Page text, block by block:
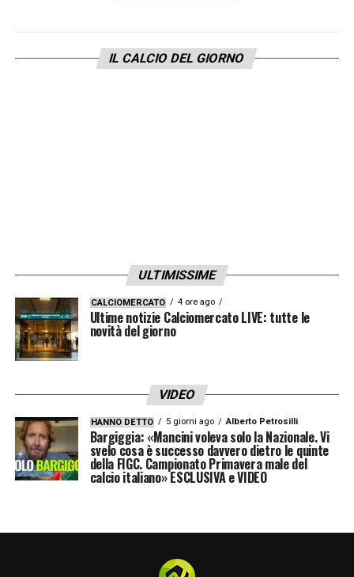
in corso dopo Chelsea Aston Villa! Un
episodio che coinvolge la squadra di
IL CALCIO DEL GIORNO
ULTIMISSIME
CALCIOMERCATO 4 ore ago
Ultime notizie Calciomercato LIVE: tutte le
novità del giorno
VIDEO
HANNO DETTO 5 giorni ago Alberto Petrosilli
Bargiggia: «Mancini voleva solo la Nazionale. Vi
svelo cosa è successo davvero dietro le quinte
della FIGC. Campionato Primavera male del
calcio italiano» ESCLUSIVA e VIDEO